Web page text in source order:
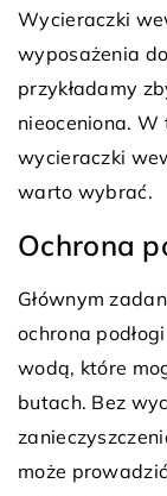
Wycieraczki
wyposażenia
przykładamy
nieoceniona.
wycieraczki
warto wybrać.
Ochrona
Głównym
ochrona
wodą, które
butach. Bez
może